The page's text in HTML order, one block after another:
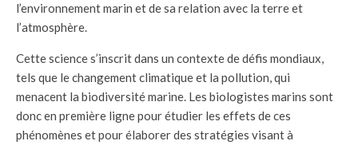
l’environnement marin et de sa relation avec la terre et
l’atmosphère.
Cette science s’inscrit dans un contexte de défis mondiaux,
tels que le changement climatique et la pollution, qui
menacent la biodiversité marine. Les biologistes marins sont
donc en première ligne pour étudier les effets de ces
phénomènes et pour élaborer des stratégies visant à